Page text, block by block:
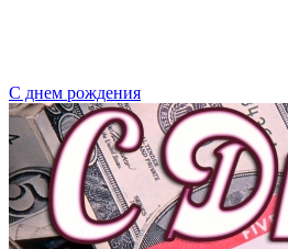
С днем рождения